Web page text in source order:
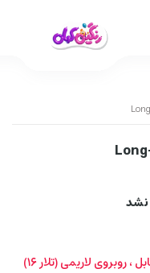
نشد
روبروی لاریمی (تلار ۱۶)